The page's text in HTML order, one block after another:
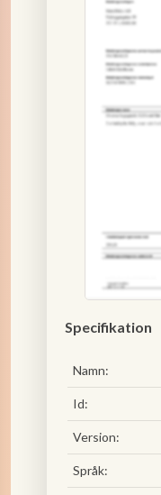
Specifikation
Namn:
Id:
Version:
Språk: